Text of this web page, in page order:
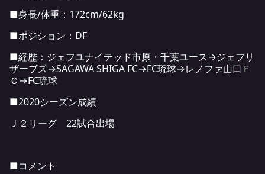
■身長/体重：172cm/62kg
■ポジション：DF
■経歴：ジェフユナイテッド市原・千葉ユース→ジェフリ
ザーブズ→SAGAWA SHIGA FC→FC琉球→レノファ山口Ｆ
Ｃ→FC琉球
■2020シーズン成績
Ｊ２リーグ 22試合出場
■コメント